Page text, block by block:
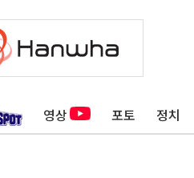
영상 포토 정치